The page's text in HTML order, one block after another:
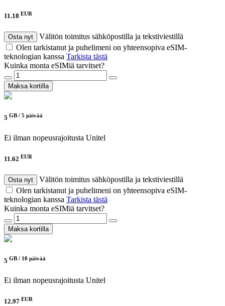
11.18 EUR
Osta nyt
Välitön toimitus sähköpostilla ja tekstiviestillä
Olen tarkistanut ja puhelimeni on yhteensopiva eSIM-
teknologian kanssa Tarkista tästä
Kuinka monta eSIMiä tarvitset?
Maksa kortilla
5 GB / 5 päivää
Ei ilman nopeusrajoitusta Unitel
11.62 EUR
Osta nyt
Välitön toimitus sähköpostilla ja tekstiviestillä
Olen tarkistanut ja puhelimeni on yhteensopiva eSIM-
teknologian kanssa Tarkista tästä
Kuinka monta eSIMiä tarvitset?
Maksa kortilla
5 GB / 10 päivää
Ei ilman nopeusrajoitusta Unitel
12.97 EUR